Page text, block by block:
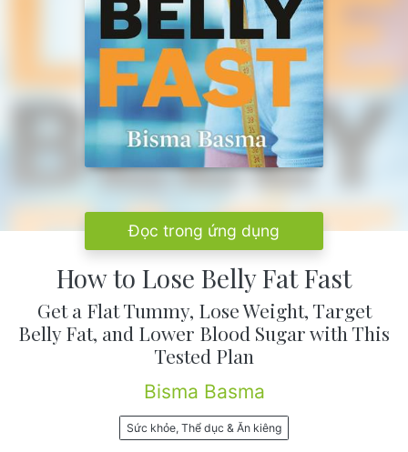
Đọc trong ứng dụng
How to Lose Belly Fat Fast
Get a Flat Tummy, Lose Weight, Target
Belly Fat, and Lower Blood Sugar with This
Tested Plan
Bisma Basma
Sức khỏe, Thể dục & Ăn kiêng